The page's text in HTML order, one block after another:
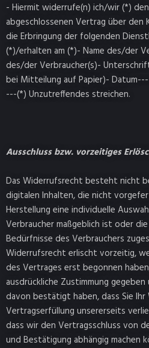
- Hiermit widerrufe(n) ich/wir (*)
abgeschlossenen Vertrag über
die Erbringung der folgenden
(*)/erhalten am (*)- Name des/der
des/der Verbraucher(s)-
bei Mitteilung auf Papier)-
---(*) Unzutreffendes streichen.
Ausschluss bzw. vorzeitiges
Das Widerrufsrecht besteht nicht
digitalen Inhalten, die nicht
Herstellung eine individuelle
Verbraucher maßgeblich ist oder
Bedürfnisse des Verbrauchers
Widerrufsrecht erlischt vorzeitig,
des Vertrages erst begonnen
ausdrückliche Zustimmung
davon bestätigt haben, dass Sie
Vertragserfüllung unsererseits
dass wir den Vertragsschluss von
und Bestätigung abhängig machen